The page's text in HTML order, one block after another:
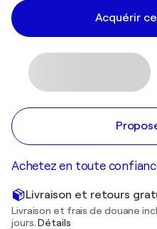
Acquérir
Achetez en toute
Livraison et retours
Livraison et frais de douane
jours.Détails